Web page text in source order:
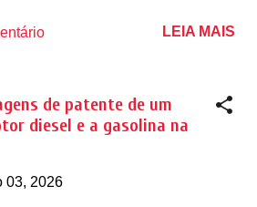
Tank da marca confirmou a
da Tank, o 700. O modelo apareceu
capa azul que o esconde, mas se
O pouco que se sabe até o
não é explicado se é uma
LEIA MAIS
de patente de um
diesel e a gasolina na
03, 2026